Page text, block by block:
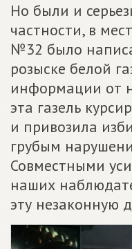
Но были и
частности, в
№32 было
розыске белой
информации от
эта газель
и привозила
грубым
Совместными
наших
эту незаконную